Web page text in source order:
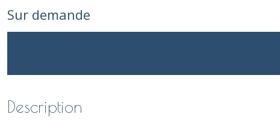
Sur demande
Description